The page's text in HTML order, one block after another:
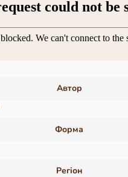
Автор
Форма
Регіон